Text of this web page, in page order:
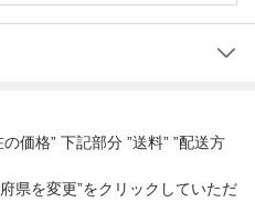
価格” 下記部分 ”送料” ”配送方
県を変更”をクリックしていただ